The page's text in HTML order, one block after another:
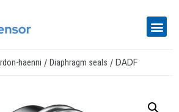
haenni / Diaphragm seals / DADF